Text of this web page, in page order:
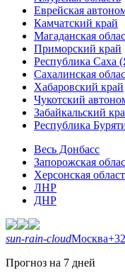
Еврейская
Камчатский край
Магаданская
Приморский край
Республика Саха
Сахалинская
Хабаровский край
Чукотский
Забайкальский
Республика
Весь Донбасс
Запорожская
Херсонская
ЛНР
ДНР
sun-rain-cloudМосква+32
Прогноз на 7 дней